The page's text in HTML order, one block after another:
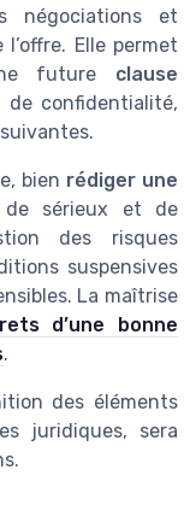
négociations et
Elle permet
future clause
de confidentialité,
bien rédiger une
sérieux et de
des risques
suspensives
La maîtrise
d’une bonne
.
des éléments
juridiques, sera